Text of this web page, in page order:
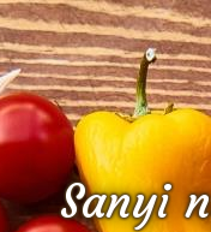
Sanyi